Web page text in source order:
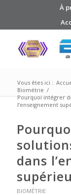
À
Vous êtes ici :
Biométrie /
Pourquoi intégrer
l’enseignement
dans
BIOMÉTRIE